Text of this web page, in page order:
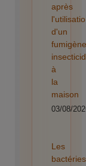
après
d'un
fumigène
à
la
maison
03/08/
Les
bactéries